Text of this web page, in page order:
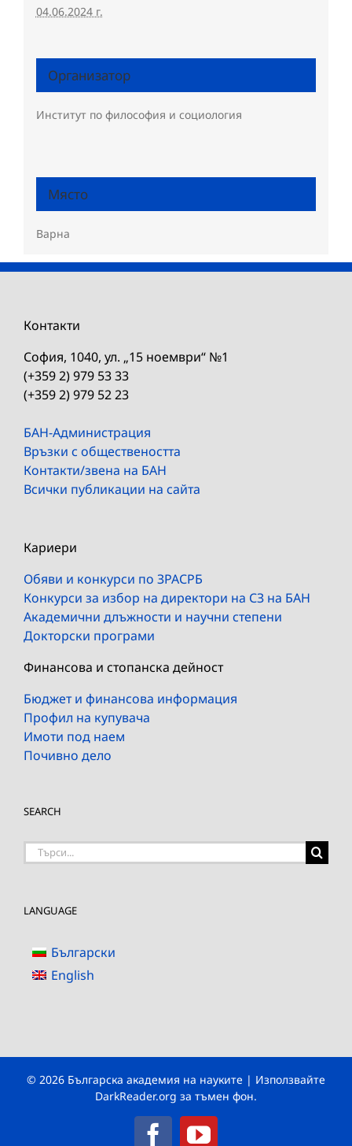
04.06.2024 г.
Организатор
Институт по философия и социология
Място
Варна
Контакти
София, 1040, ул. „15 ноември“ №1
(+359 2) 979 53 33
(+359 2) 979 52 23
БАН-Администрация
Връзки с обществеността
Контакти/звена на БАН
Всички публикации на сайта
Кариери
Обяви и конкурси по ЗРАСРБ
Конкурси за избор на директори на СЗ на БАН
Академични длъжности и научни степени
Докторски програми
Финансова и стопанска дейност
Бюджет и финансова информация
Профил на купувача
Имоти под наем
Почивно дело
SEARCH
Търсене
LANGUAGE
Български
English
© 2026 Българска академия на науките | Използвайте
DarkReader.org за тъмен фон.